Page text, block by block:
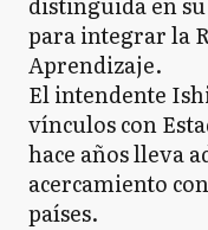
para integrar la
Aprendizaje.
El intendente
vínculos con
hace años lleva
acercamiento
países.